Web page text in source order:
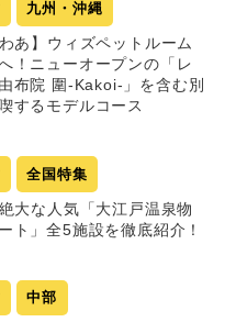
九州・沖縄
あ】ウィズペットルーム
！ニューオープンの「レ
布院 圍-Kakoi-」を含む別
するモデルコース
全国特集
大な人気「大江戸温泉物
ト」全5施設を徹底紹介！
中部